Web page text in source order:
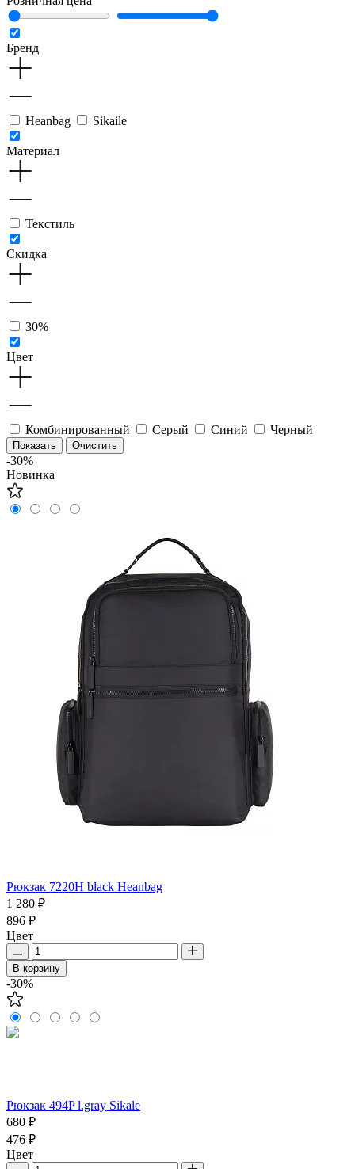
Бренд
Heanbag Sikaile
Материал
Текстиль
Скидка
30%
Цвет
Комбинированный Серый Синий Черный
-30%
Новинка
Рюкзак 7220H black Heanbag
1 280 ₽
896 ₽
Цвет
В корзину
-30%
Рюкзак 494P l.gray Sikale
680 ₽
476 ₽
Цвет